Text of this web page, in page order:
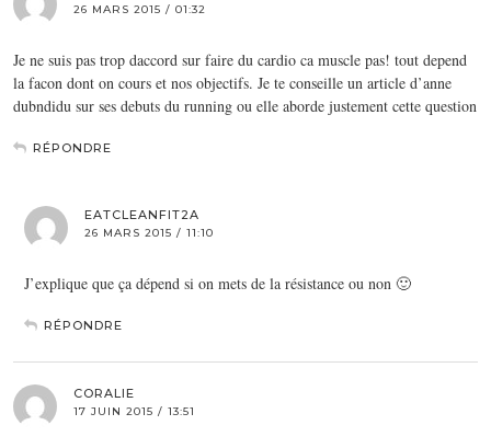
26 MARS 2015 / 01:32
Je ne suis pas trop daccord sur faire du cardio ca muscle pas! tout depend
la facon dont on cours et nos objectifs. Je te conseille un article d’anne
dubndidu sur ses debuts du running ou elle aborde justement cette question
RÉPONDRE
EATCLEANFIT2A
26 MARS 2015 / 11:10
J’explique que ça dépend si on mets de la résistance ou non 🙂
RÉPONDRE
CORALIE
17 JUIN 2015 / 13:51